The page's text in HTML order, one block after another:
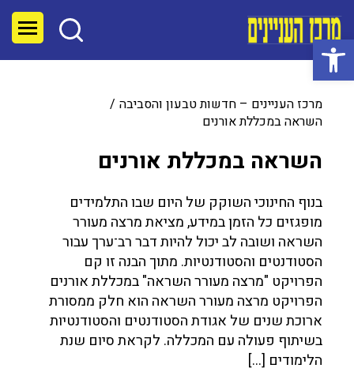
פתח סרגל נגישות
מרכז העניינים – חדשות טבעון והסביבה
השראה במכללת אורנים
השראה במכללת אורנים
בנוף החינוכי השוקק של היום שבו התלמידים
מופגזים כל הזמן במידע, מציאת מרצה מעורר
השראה ושובה לב יכול להיות דבר רב־ערך עבור
הסטודנטים והסטודנטיות. מתוך הבנה זו קם
הפרויקט "מרצה מעורר השראה" במכללת אורנים
הפרויקט מרצה מעורר השראה הוא חלק ממסורת
ארוכת שנים של אגודת הסטודנטים והסטודנטיות
בשיתוף פעולה עם המכללה. לקראת סיום שנת
הלימודים […]